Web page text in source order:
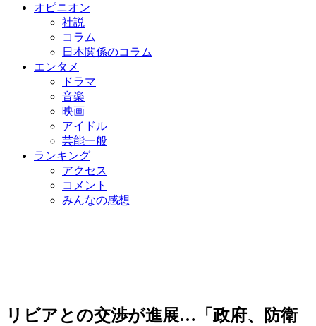
オピニオン
社説
コラム
日本関係のコラム
エンタメ
ドラマ
音楽
映画
アイドル
芸能一般
ランキング
アクセス
コメント
みんなの感想
リビアとの交渉が進展…「政府、防衛